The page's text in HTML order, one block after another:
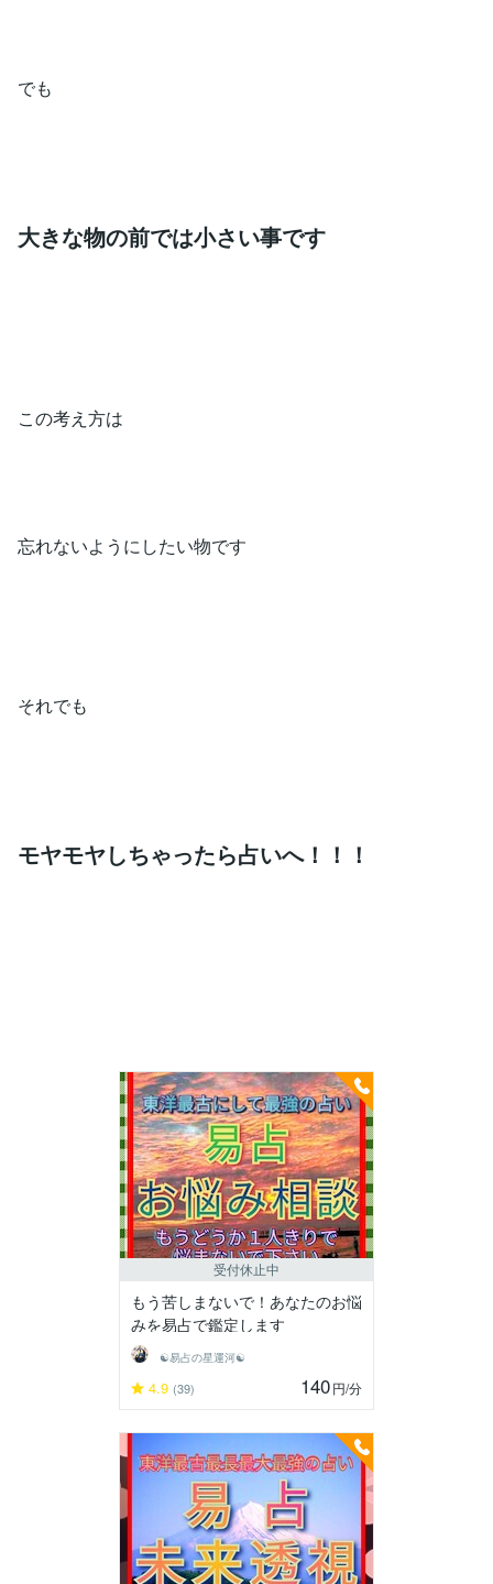
でも
大きな物の前では小さい事です
この考え方は
忘れないようにしたい物です
それでも
モヤモヤしちゃったら占いへ！！！
受付休止中
もう苦しまないで！あなたのお悩
みを易占で鑑定します
☯易占の星運河☯
4.9 (39) 140円/分